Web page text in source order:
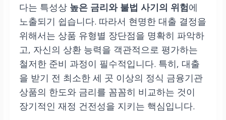
다는 특성상 높은 금리와 불법 사기의 위험에
노출되기 쉽습니다. 따라서 현명한 대출 결정을
위해서는 상품 유형별 장단점을 명확히 파악하
고, 자신의 상환 능력을 객관적으로 평가하는
철저한 준비 과정이 필수적입니다. 특히, 대출
을 받기 전 최소한 세 곳 이상의 정식 금융기관
상품의 한도와 금리를 꼼꼼히 비교하는 것이
장기적인 재정 건전성을 지키는 핵심입니다.